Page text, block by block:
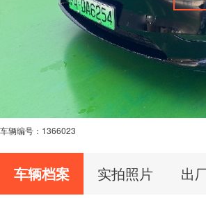
车辆编号： 1366023
车辆档案 实拍照片 出